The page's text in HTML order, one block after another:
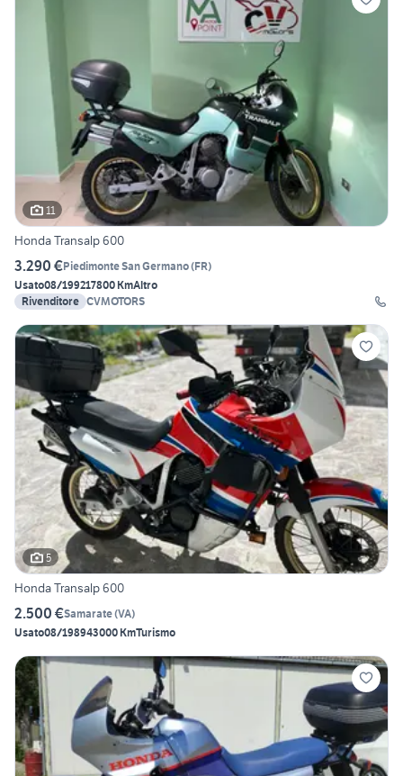
11
Honda Transalp 600
3.290 €Piedimonte San Germano(FR)
Usato08/199217800 KmAltro
Rivenditore CVMOTORS
5
Honda Transalp 600
2.500 €Samarate(VA)
Usato08/198943000 KmTurismo